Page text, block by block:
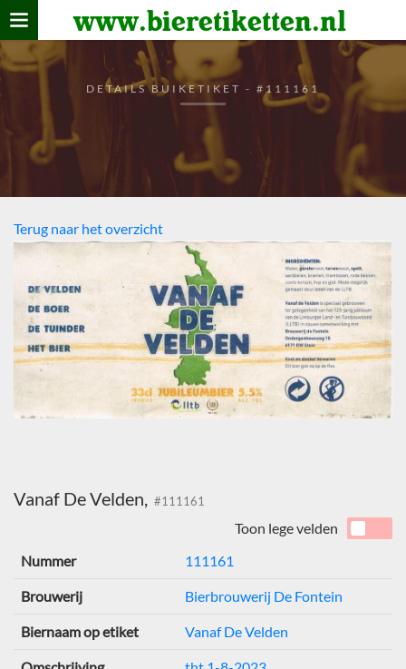
www.bieretiketten.nl
Home
verzamelen
De bierkaart
Bezoekers
DETAILS BUIKETIKET - #111161
Terug naar het overzicht
Vanaf De Velden, #111161
Toon lege velden
Nummer
111161
Brouwerij Bierbrouwerij De Fontein
Biernaam op etiket Vanaf De Velden